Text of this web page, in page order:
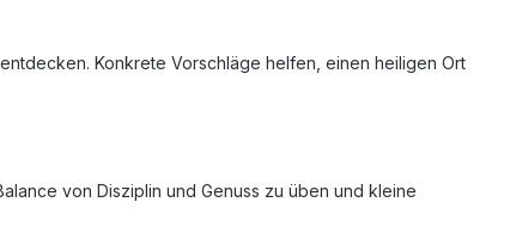
Konkrete Vorschläge helfen, einen heiligen Ort
von Disziplin und Genuss zu üben und kleine